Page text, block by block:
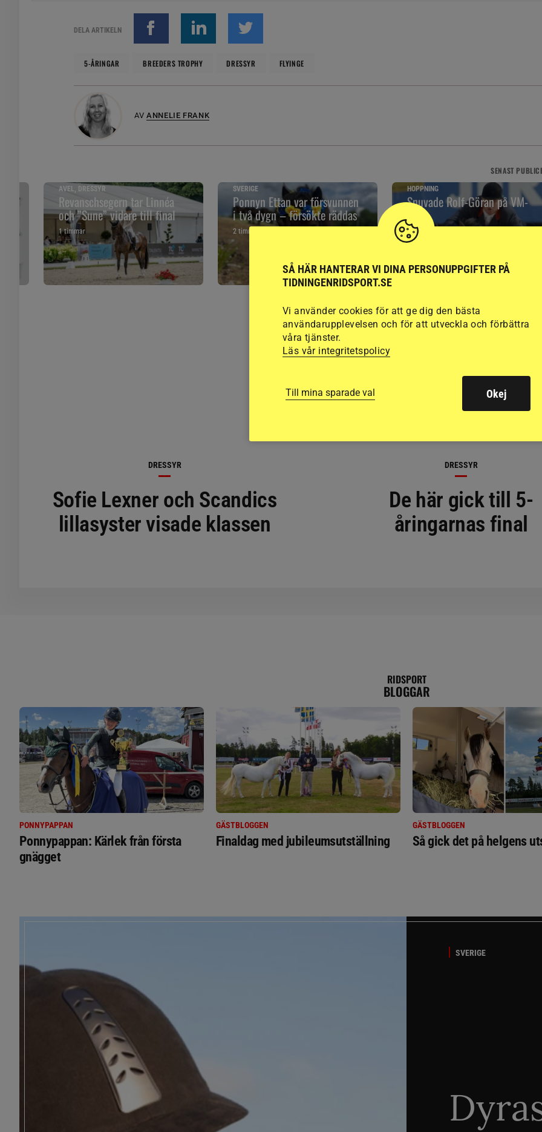
DELA ARTIKELN
5-ÅRINGAR BREEDERS TROPHY DRESSYR FLYINGE
AV ANNELIE FRANK
SENAST
AVEL, DRESSYR
Revanschsegern tar Linnéa
och ”Sune” vidare till final
1 timmar
SVERIGE
Ponnyn Ettan var försvunnen
i två dygn – försökte räddas
2 timmar
HOPPNING
Snuvade Rolf-Göran på VM-
start
15 timmar
RELATERAD LÄSNING
DRESSYR
Sofie Lexner och Scandics
lillasyster visade klassen
DRESSYR
De här gick till 5-
åringarnas final
RIDSPORT
BLOGGAR
PONNYPAPPAN
Ponnypappan: Kärlek från första
gnägget
GÄSTBLOGGEN
Finaldag med jubileumsutställning
GÄSTBLOGGEN
Så gick det på helgens
SVERIGE
SÅ HÄR HANTERAR VI DINA PERSONUPPGIFTER PÅ
TIDNINGENRIDSPORT.SE
Vi använder cookies för att ge dig den bästa
användarupplevelsen och för att utveckla och förbättra
våra tjänster.
Läs vår integritetspolicy
Till mina sparade val Okej